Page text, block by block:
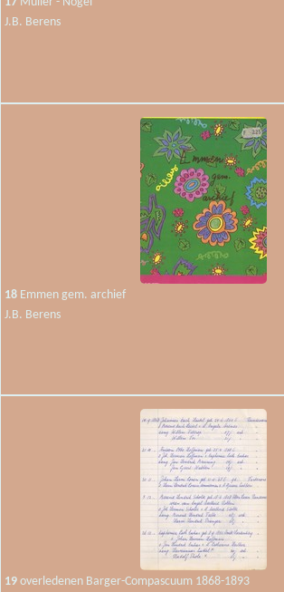
J.B. Berens
18 Emmen gem. archief
J.B. Berens
19 overledenen Barger-Compascuum 1868-1893